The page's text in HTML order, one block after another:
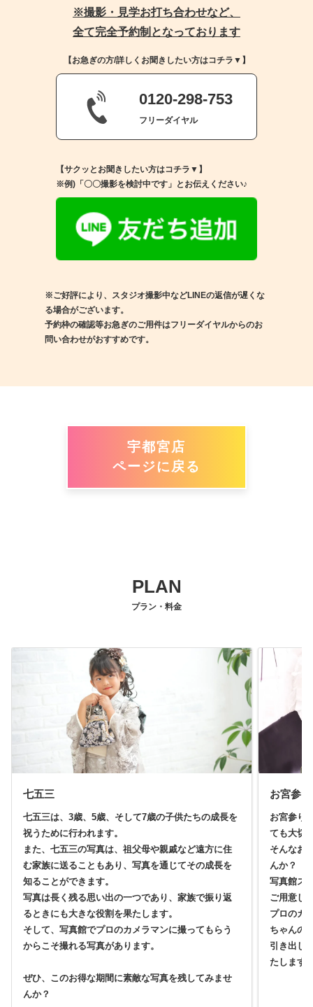
※撮影・見学お打ち合わせなど、
全て完全予約制となっております
【お急ぎの方/詳しくお聞きしたい方はコチラ▼】
0120-298-753
フリーダイヤル
【サクッとお聞きしたい方はコチラ▼】
※例)「〇〇撮影を検討中です」とお伝えください♪
※ご好評により、スタジオ撮影中などLINEの返信が遅くな
る場合がございます。
予約枠の確認等お急ぎのご用件はフリーダイヤルからのお
問い合わせがおすすめです。
宇都宮店
ページに戻る
PLAN
プラン・料金
七五三
七五三は、3歳、5歳、そして7歳の子供たちの成長を
祝うために行われます。
また、七五三の写真は、祖父母や親戚など遠方に住
む家族に送ることもあり、写真を通じてその成長を
知ることができます。
写真は長く残る思い出の一つであり、家族で振り返
るときにも大きな役割を果たします。
そして、写真館でプロのカメラマンに撮ってもらう
からこそ撮れる写真があります。
ぜひ、このお得な期間に素敵な写真を残してみませ
んか？
お宮参り
お宮参り
ても大切
そんなお
んか？
写真館ス
ご用意し
プロのカ
ちゃんの
引き出し
たします